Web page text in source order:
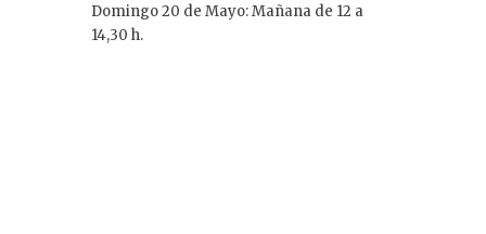
Domingo 20 de Mayo: Mañana de 12 a
14,30 h.